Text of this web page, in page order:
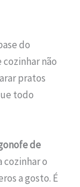
do
cozinhar não
pratos
todo
de
cozinhar o
a gosto. É